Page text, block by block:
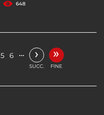
648
5 6 … ›
SUCC.
»
FINE